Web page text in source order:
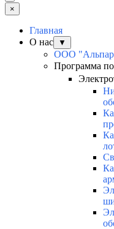
×
Главная
О нас
▼
ООО
Программа